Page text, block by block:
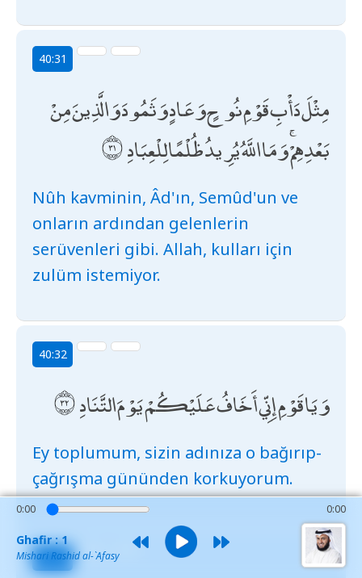
40:31
مِثْلَ دَأْبِ قَوْمِ نُوحٍ وَعَادٍ وَثَمُودَ وَالَّذِينَ مِنْ
بَعْدِهِمْ ۚ وَمَا اللَّهُ يُرِيدُ ظُلْمًا لِلْعِبَادِ
Nûh kavminin, Âd'ın, Semûd'un ve
onların ardından gelenlerin
serüvenleri gibi. Allah, kulları için
zulüm istemiyor.
40:32
وَيَا قَوْمِ إِنِّي أَخَافُ عَلَيْكُمْ يَوْمَ التَّنَادِ
Ey toplumum, sizin adınıza o bağırıp-
çağrışma gününden korkuyorum.
40:33
0:00 0:00
Ghafir : 1
Mishari Rashid al-`Afasy